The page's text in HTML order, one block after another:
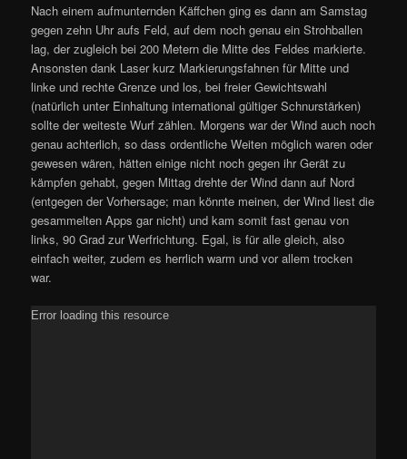
Nach einem aufmunternden Käffchen ging es dann am Samstag
gegen zehn Uhr aufs Feld, auf dem noch genau ein Strohballen
lag, der zugleich bei 200 Metern die Mitte des Feldes markierte.
Ansonsten dank Laser kurz Markierungsfahnen für Mitte und
linke und rechte Grenze und los, bei freier Gewichtswahl
(natürlich unter Einhaltung international gültiger Schnurstärken)
sollte der weiteste Wurf zählen. Morgens war der Wind auch noch
genau achterlich, so dass ordentliche Weiten möglich waren oder
gewesen wären, hätten einige nicht noch gegen ihr Gerät zu
kämpfen gehabt, gegen Mittag drehte der Wind dann auf Nord
(entgegen der Vorhersage; man könnte meinen, der Wind liest die
gesammelten Apps gar nicht) und kam somit fast genau von
links, 90 Grad zur Werfrichtung. Egal, is für alle gleich, also
einfach weiter, zudem es herrlich warm und vor allem trocken
war.
Error loading this resource